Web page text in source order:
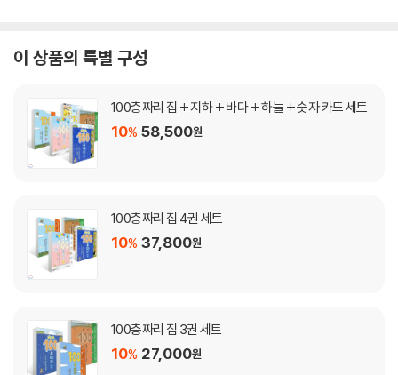
이 상품의 특별 구성
100층짜리 집 + 지하 + 바다 + 하늘 + 숫자 카드 세트
10% 58,500원
100층짜리 집 4권 세트
10% 37,800원
100층짜리 집 3권 세트
10% 27,000원